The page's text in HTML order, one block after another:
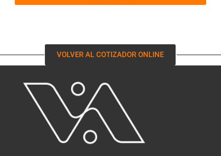
VOLVER AL COTIZADOR ONLINE